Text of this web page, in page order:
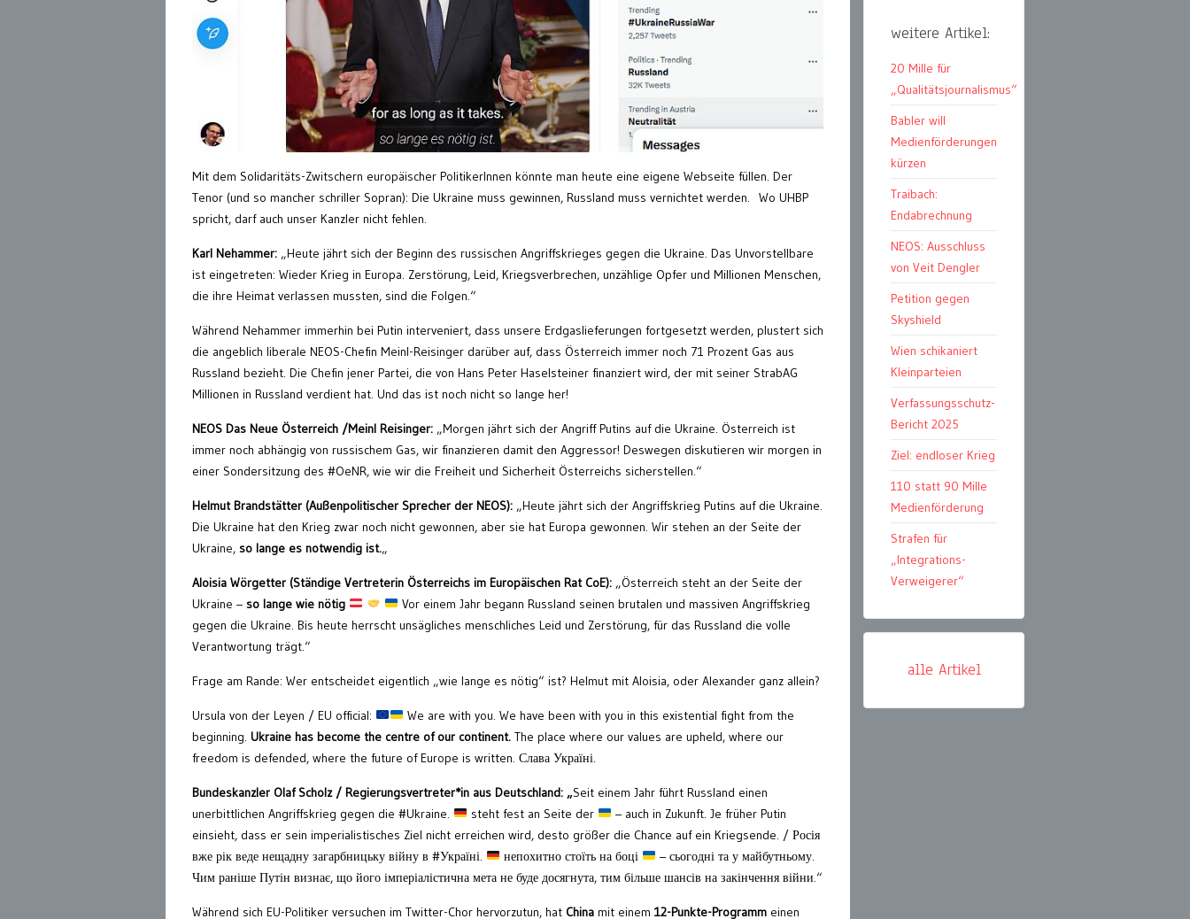
Mit dem Solidaritäts-Zwitschern europäischer PolitikerInnen könnte man heute eine eigene Webseite füllen. Der
Tenor (und so mancher schriller Sopran): Die Ukraine muss gewinnen, Russland muss vernichtet werden. Wo UHBP
spricht, darf auch unser Kanzler nicht fehlen.
Karl Nehammer: „Heute jährt sich der Beginn des russischen Angriffskrieges gegen die Ukraine. Das Unvorstellbare
ist eingetreten: Wieder Krieg in Europa. Zerstörung, Leid, Kriegsverbrechen, unzählige Opfer und Millionen Menschen,
die ihre Heimat verlassen mussten, sind die Folgen.“
Während Nehammer immerhin bei Putin interveniert, dass unsere Erdgaslieferungen fortgesetzt werden, plustert sich
die angeblich liberale NEOS-Chefin Meinl-Reisinger darüber auf, dass Österreich immer noch 71 Prozent Gas aus
Russland bezieht. Die Chefin jener Partei, die von Hans Peter Haselsteiner finanziert wird, der mit seiner StrabAG
Millionen in Russland verdient hat. Und das ist noch nicht so lange her!
NEOS Das Neue Österreich /Meinl Reisinger: „Morgen jährt sich der Angriff Putins auf die Ukraine. Österreich ist
immer noch abhängig von russischem Gas, wir finanzieren damit den Aggressor! Deswegen diskutieren wir morgen in
einer Sondersitzung des #OeNR, wie wir die Freiheit und Sicherheit Österreichs sicherstellen.“
Helmut Brandstätter (Außenpolitischer Sprecher der NEOS): „Heute jährt sich der Angriffskrieg Putins auf die Ukraine.
Die Ukraine hat den Krieg zwar noch nicht gewonnen, aber sie hat Europa gewonnen. Wir stehen an der Seite der
Ukraine, so lange es notwendig ist.„
Aloisia Wörgetter (Ständige Vertreterin Österreichs im Europäischen Rat CoE): „Österreich steht an der Seite der
Ukraine – so lange wie nötig
Vor einem Jahr begann Russland seinen brutalen und massiven Angriffskrieg
gegen die Ukraine. Bis heute herrscht unsägliches menschliches Leid und Zerstörung, für das Russland die volle
Verantwortung trägt.“
Frage am Rande: Wer entscheidet eigentlich „wie lange es nötig“ ist? Helmut mit Aloisia, oder Alexander ganz allein?
Ursula von der Leyen / EU official:
We are with you. We have been with you in this existential fight from the
beginning. Ukraine has become the centre of our continent. The place where our values are upheld, where our
freedom is defended, where the future of Europe is written. Слава Україні.
Bundeskanzler Olaf Scholz/ Regierungsvertreter*in aus Deutschland: „Seit einem Jahr führt Russland einen
unerbittlichen Angriffskrieg gegen die #Ukraine.
steht fest an Seite der
– auch in Zukunft. Je früher Putin
einsieht, dass er sein imperialistisches Ziel nicht erreichen wird, desto größer die Chance auf ein Kriegsende. / Росія
вже рік веде нещадну загарбницьку війну в #Україні.
непохитно стоїть на боці
– сьогодні та у майбутньому.
Чим раніше Путін визнає, що його імперіалістична мета не буде досягнута, тим більше шансів на закінчення війни.“
Während sich EU-Politiker versuchen im Twitter-Chor hervorzutun, hat China mit einem 12-Punkte-Programm einen
weitere Artikel:
20 Mille für
„Qualitätsjournalismus“
Babler will
Medienförderungen
kürzen
Traibach:
Endabrechnung
NEOS: Ausschluss
von Veit Dengler
Petition gegen
Skyshield
Wien schikaniert
Kleinparteien
Verfassungsschutz-
Bericht 2025
Ziel: endloser Krieg
110 statt 90 Mille
Medienförderung
Strafen für
„Integrations-
Verweigerer“
alle Artikel